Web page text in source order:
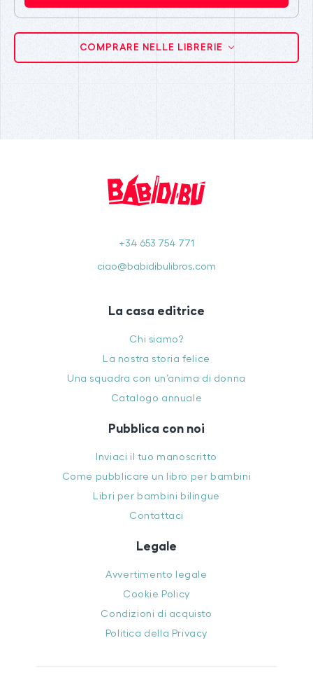
COMPRARE NELLE LIBRERIE
+34 653 754 771
ciao@babidibulibros.com
La casa editrice
Chi siamo?
La nostra storia felice
Una squadra con un’anima di donna
Catalogo annuale
Pubblica con noi
Inviaci il tuo manoscritto
Come pubblicare un libro per bambini
Libri per bambini bilingue
Contattaci
Legale
Avvertimento legale
Cookie Policy
Condizioni di acquisto
Politica della Privacy